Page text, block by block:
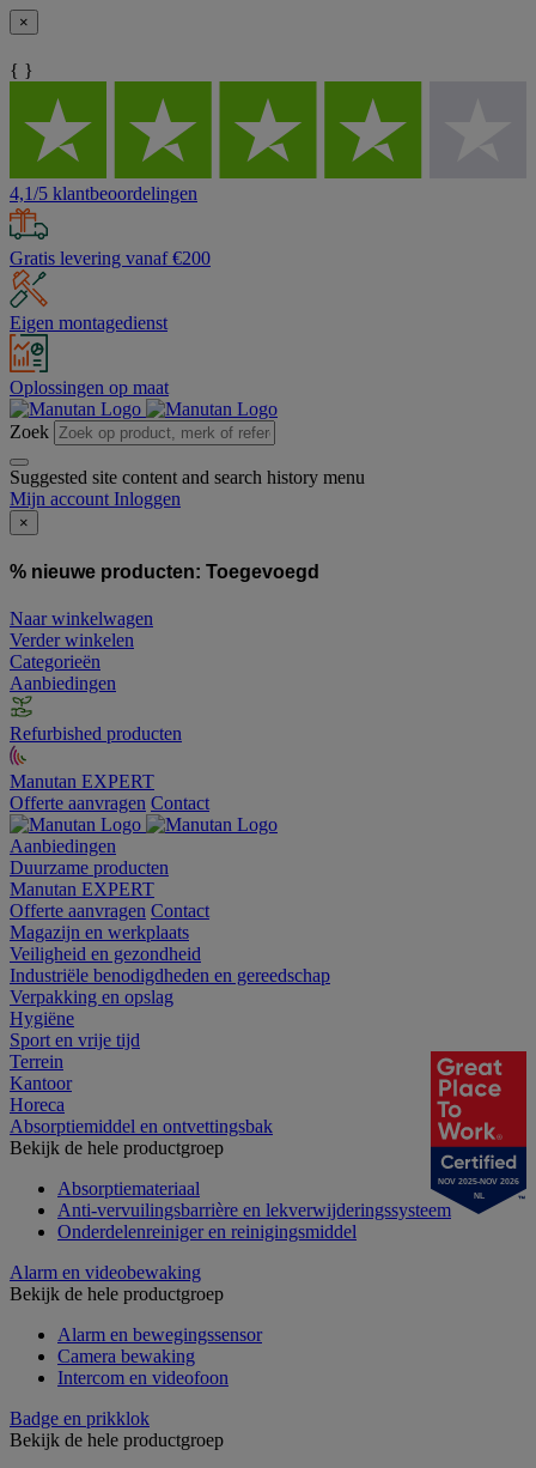
×
{ }
4,1/5 klantbeoordelingen
Gratis levering vanaf €200
Eigen montagedienst
Oplossingen op maat
Zoek
Suggested site content and search history menu
Mijn account Inloggen
×
% nieuwe producten: Toegevoegd
Naar winkelwagen
Verder winkelen
Categorieën
Aanbiedingen
Refurbished producten
Manutan EXPERT
Offerte aanvragen Contact
Aanbiedingen
Duurzame producten
Manutan EXPERT
Offerte aanvragen Contact
Magazijn en werkplaats
Veiligheid en gezondheid
Industriële benodigdheden en gereedschap
Verpakking en opslag
Hygiëne
Sport en vrije tijd
Terrein
Kantoor
Horeca
Absorptiemiddel en ontvettingsbak
Bekijk de hele productgroep
Absorptiemateriaal
Anti-vervuilingsbarrière en lekverwijderingssysteem
Onderdelenreiniger en reinigingsmiddel
Alarm en videobewaking
Bekijk de hele productgroep
Alarm en bewegingssensor
Camera bewaking
Intercom en videofoon
Badge en prikklok
Bekijk de hele productgroep
NOV 2025-NOV 2026
NL